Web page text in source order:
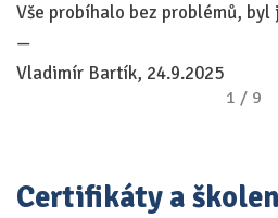
Vše probíhalo bez problémů, byl
—
Vladimír Bartík, 24.9.2025
1 / 9
Certifikáty a